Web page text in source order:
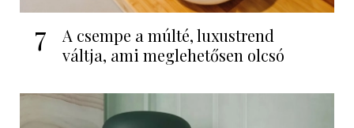
7
A csempe a múlté, luxustrend
váltja, ami meglehetősen olcsó